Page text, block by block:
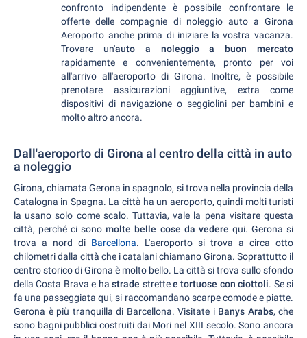
confronto indipendente è possibile confrontare le
offerte delle compagnie di noleggio auto a Girona
Aeroporto anche prima di iniziare la vostra vacanza.
Trovare un'auto a noleggio a buon mercato
rapidamente e convenientemente, pronto per voi
all'arrivo all'aeroporto di Girona. Inoltre, è possibile
prenotare assicurazioni aggiuntive, extra come
dispositivi di navigazione o seggiolini per bambini e
molto altro ancora.
Dall'aeroporto di Girona al centro della città in auto
a noleggio
Girona, chiamata Gerona in spagnolo, si trova nella provincia della
Catalogna in Spagna. La città ha un aeroporto, quindi molti turisti
la usano solo come scalo. Tuttavia, vale la pena visitare questa
città, perché ci sonomolte belle cose da vedere qui. Gerona si
trova a nord di Barcellona. L'aeroporto si trova a circa otto
chilometri dalla città che i catalani chiamano Girona. Soprattutto il
centro storico di Girona è molto bello. La città si trova sullo sfondo
della Costa Brava e hastrade strettee tortuose con ciottoli. Se si
fa una passeggiata qui, si raccomandano scarpe comode e piatte.
Gerona è più tranquilla di Barcellona. Visitate iBanys Arabs, che
sono bagni pubblici costruiti dai Mori nel XIII secolo. Sono ancora